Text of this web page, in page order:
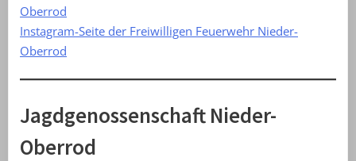
Oberrod
Instagram-Seite der Freiwilligen Feuerwehr Nieder-
Oberrod
Jagdgenossenschaft Nieder-
Oberrod